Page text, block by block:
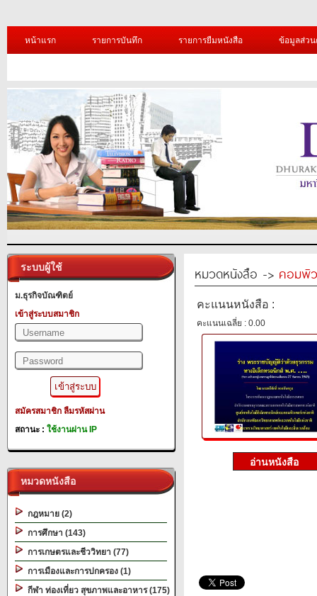
หน้าแรก รายการบันทึก รายการยืมหนังสือ ข้อมูลส่ว
ระบบผู้ใช้
ม.ธุรกิจบัณฑิตย์
เข้าสู่ระบบสมาชิก
สมัครสมาชิก ลืมรหัสผ่าน
สถานะ : ใช้งานผ่าน IP
หมวดหนังสือ
กฎหมาย (2)
การศึกษา (143)
การเกษตรและชีววิทยา (77)
การเมืองและการปกครอง (1)
กีฬา ท่องเที่ยว สุขภาพและอาหาร (175)
หมวดหนังสือ -> คอมพิ
คะแนนหนังสือ :
คะแนนเฉลี่ย : 0.00